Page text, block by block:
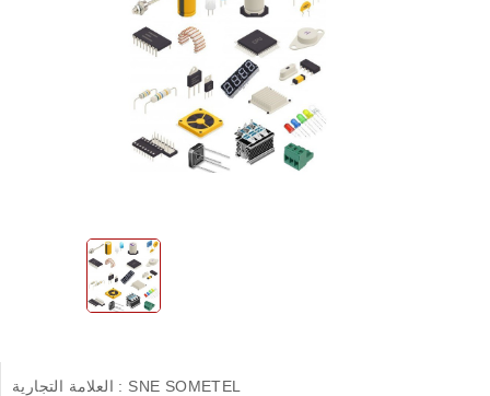
العلامة التجارية : SNE SOMETEL